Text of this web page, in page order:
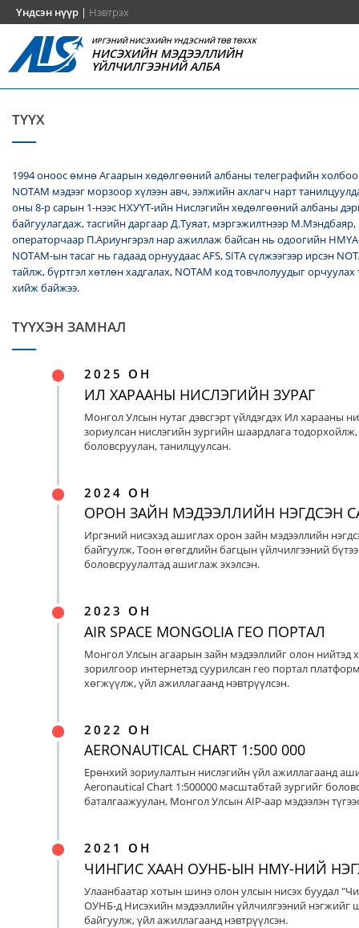
Үндсэн нүүр | Нэвтрэх
ИРГЭНИЙ НИСЭХИЙН ҮНДЭСНИЙ ТӨВ ТӨХХК
НИСЭХИЙН МЭДЭЭЛЛИЙН
ҮЙЛЧИЛГЭЭНИЙ АЛБА
ТҮҮХ
1994 оноос өмнө Агаарын хөдөлгөөний албаны телеграфийн
NОТАМ мэдээг морзоор хүлээн авч, ээлжийн ахлагч нарт
оны 8-р сарын 1-нээс НХУҮТ-ийн Нислэгийн хөдөлгөөний албаны
байгуулагдаж, тасгийн даргаар Д.Туяат, мэргэжилтнээр
операторчаар П.Ариунгэрэл нар ажиллаж байсан нь одоогийн
NOTAM-ын тасаг нь гадаад орнуудаас AFS, SITA сүлжээгээр ирсэн
тайлж, бүртгэл хөтлөн хадгалах, NОТАМ код товчлолуудыг
хийж байжээ.
ТҮҮХЭН ЗАМНАЛ
2025 ОН
ИЛ ХАРААНЫ НИСЛЭГИЙН ЗУРАГ
Монгол Улсын нутаг дэвсгэрт үйлдэгдэх Ил харааны
зориулсан нислэгийн зургийн шаардлага тодорхойлж,
боловсруулан, танилцуулсан.
2024 ОН
ОРОН ЗАЙН МЭДЭЭЛЛИЙН НЭГДСЭН
Иргэний нисэхэд ашиглах орон зайн мэдээллийн
байгуулж, Тоон өгөгдлийн багцын үйлчилгээний
боловсруулалтад ашиглаж эхэлсэн.
2023 ОН
AIR SPACE MONGOLIA ГЕО ПОРТАЛ
Монгол Улсын агаарын зайн мэдээллийг олон нийтэд
зорилгоор интернетэд суурилсан гео портал
хөгжүүлж, үйл ажиллагаанд нэвтрүүлсэн.
2022 ОН
AERONAUTICAL CHART 1:500 000
Ерөнхий зориулалтын нислэгийн үйл ажиллагаанд
Aeronautical Chart 1:500000 масштабтай зургийг
баталгаажуулан, Монгол Улсын AIP-аар мэдээлэн
2021 ОН
ЧИНГИС ХААН ОУНБ-ЫН НМҮ-НИЙ
Улаанбаатар хотын шинэ олон улсын нисэх буудал
ОУНБ-д Нисэхийн мэдээллийн үйлчилгээний нэгжийг
байгуулж, үйл ажиллагаанд нэвтрүүлсэн.